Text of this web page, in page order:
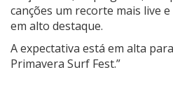
canções um recorte mais live
em alto destaque.
A expectativa está em alta
Primavera Surf Fest.”